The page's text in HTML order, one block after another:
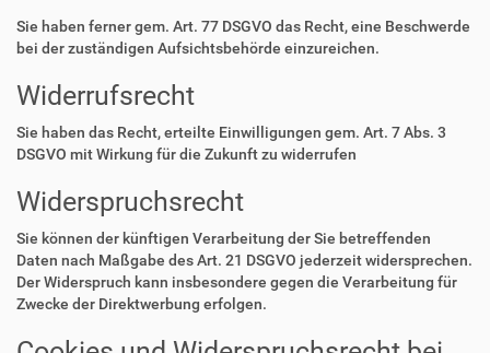
Sie haben ferner gem. Art. 77 DSGVO das Recht, eine Beschwerde
bei der zuständigen Aufsichtsbehörde einzureichen.
Widerrufsrecht
Sie haben das Recht, erteilte Einwilligungen gem. Art. 7 Abs. 3
DSGVO mit Wirkung für die Zukunft zu widerrufen
Widerspruchsrecht
Sie können der künftigen Verarbeitung der Sie betreffenden
Daten nach Maßgabe des Art. 21 DSGVO jederzeit widersprechen.
Der Widerspruch kann insbesondere gegen die Verarbeitung für
Zwecke der Direktwerbung erfolgen.